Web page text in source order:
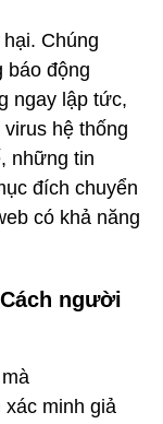
Chúng
báo động
ngay lập tức,
hệ thống
những tin
đích chuyển
có khả năng
người
minh giả